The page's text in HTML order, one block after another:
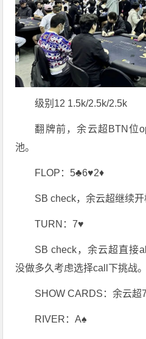
级别12 1.5k/2.5k/2.5k
翻牌前，余云超BTN位
池。
FLOP：5♣6♥2♦
SB check，余云超继续开
TURN：7♥
SB check，余云超直接
没做多久考虑选择call下挑战。
SHOW CARDS：余云
RIVER：A♠